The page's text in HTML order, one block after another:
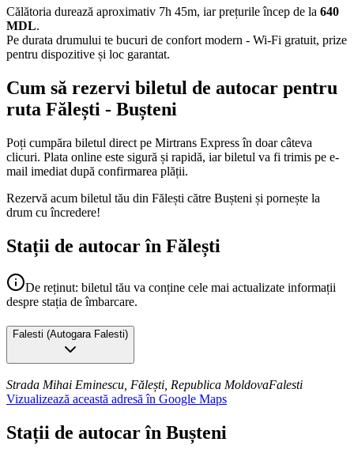
Călătoria durează aproximativ 7h 45m, iar prețurile încep de la 640
MDL.
Pe durata drumului te bucuri de confort modern - Wi-Fi gratuit, prize
pentru dispozitive și loc garantat.
Cum să rezervi biletul de autocar pentru
ruta Fălești - Bușteni
Poți cumpăra biletul direct pe Mirtrans Express în doar câteva
clicuri. Plata online este sigură și rapidă, iar biletul va fi trimis pe e-
mail imediat după confirmarea plății.
Rezervă acum biletul tău din Fălești către Bușteni și pornește la
drum cu încredere!
Stații de autocar în Fălești
De reținut: biletul tău va conține cele mai actualizate informații
despre stația de îmbarcare.
Falesti (Autogara Falesti)
Strada Mihai Eminescu, Fălești, Republica MoldovaFalesti
Vizualizează această adresă în Google Maps
Stații de autocar în Bușteni